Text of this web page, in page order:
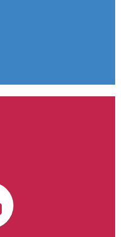
Temps d’Activités
Méridiennes, nous
et individualisée